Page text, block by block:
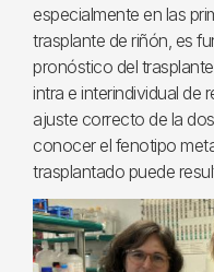
especialmente en las
trasplante de riñón, es
pronóstico del
intra e interindividual de
ajuste correcto de la
conocer el fenotipo
trasplantado puede